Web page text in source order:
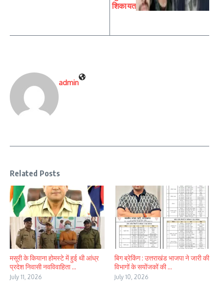
शिकायत
admin
Related Posts
मसूरी के कियाना होमस्टे में हुई थी आंध्र
प्रदेश निवासी नवविवाहिता ...
July 11, 2026
बिग ब्रेकिंग : उत्तराखंड भाजपा ने जारी की
विभागों के सयोंजकों की ...
July 10, 2026